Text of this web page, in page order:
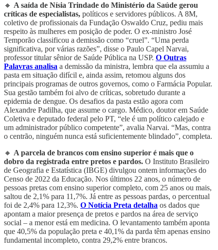
🔸 A saída de Nísia Trindade do Ministério da Saúde gerou
críticas de especialistas, políticos e servidores públicos. A 8M,
coletivo de profissionais da Fundação Oswaldo Cruz, pediu mais
respeito às mulheres em posição de poder. O ex-ministro José
Temporão classificou a demissão como “cruel”. “Uma perda
significativa, por várias razões”, disse o Paulo Capel Narvai,
professor titular sênior de Saúde Pública na USP. O Outras
Palavras analisa a demissão da ministra, lembra que ela assumiu a
pasta em situação difícil e, ainda assim, retomou alguns dos
principais programas de outros governos, como o Farmácia Popular.
Sua gestão também foi alvo de críticas, sobretudo durante a
epidemia de dengue. Os desafios da pasta estão agora com
Alexandre Padilha, que assume o cargo. Médico, doutor em Saúde
Coletiva e deputado federal pelo PT, “ele é um político calejado e
um administrador público competente”, avalia Narvai. “Mas, contra
o centrão, ninguém nunca está suficientemente blindado”, completa.
🔸 A parcela de brancos com ensino superior é mais que o
dobro da registrada entre pretos e pardos. O Instituto Brasileiro
de Geografia e Estatística (IBGE) divulgou ontem informações do
Censo de 2022 da Educação. Nos últimos 22 anos, o número de
pessoas pretas com ensino superior completo, com 25 anos ou mais,
saltou de 2,1% para 11,7%. Já entre as pessoas pardas, o percentual
foi de 2,4% para 12,3%. O Notícia Preta detalha os dados que
apontam a maior presença de pretos e pardos na área de serviço
social – a menor está em medicina. O levantamento também aponta
que 40,5% da população preta e 40,1% da parda têm apenas ensino
fundamental incompleto, contra 29,2% entre brancos.